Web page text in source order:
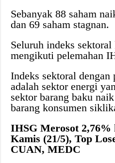
Sebanyak 88 saham
dan 69 saham stagnan.
Seluruh indeks
mengikuti pelemahan
Indeks sektoral dengan
adalah sektor energi
sektor barang baku
barang konsumen
IHSG Merosot 2,76%
Kamis (21/5), Top
CUAN, MEDC